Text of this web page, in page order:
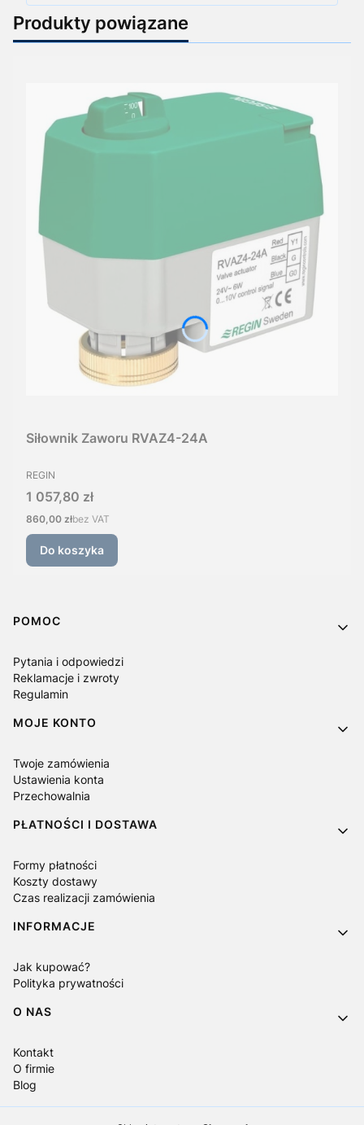
Produkty powiązane
Siłownik Zaworu RVAZ4-24A
PRODUCENT
REGIN
Cena
1 057,80 zł
Cena
860,00 złbez VAT
Do koszyka
Linki w stopce
POMOC
Pytania i odpowiedzi
Reklamacje i zwroty
Regulamin
MOJE KONTO
Twoje zamówienia
Ustawienia konta
Przechowalnia
PŁATNOŚCI I DOSTAWA
Formy płatności
Koszty dostawy
Czas realizacji zamówienia
INFORMACJE
Jak kupować?
Polityka prywatności
O NAS
Kontakt
O firmie
Blog